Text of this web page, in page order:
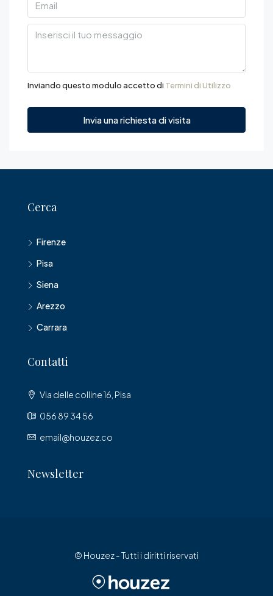
Inviando questo modulo accetto di Termini di Utilizzo
Invia una richiesta di visita
Cerca
Firenze
Pisa
Siena
Arezzo
Carrara
Contatti
Via delle colline 16, Pisa
056 89 34 56
email@houzez.co
Newsletter
© Houzez - Tutti i diritti riservati